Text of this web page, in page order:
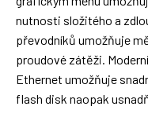
nutnosti složitého a
převodníků umožňuje
proudové zátěži.
Ethernet umožňuje
flash disk naopak